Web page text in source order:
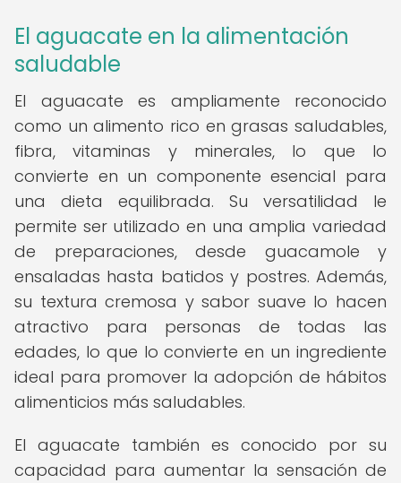
El aguacate en la alimentación
saludable
El aguacate es ampliamente reconocido
como un alimento rico en grasas saludables,
fibra, vitaminas y minerales, lo que lo
convierte en un componente esencial para
una dieta equilibrada. Su versatilidad le
permite ser utilizado en una amplia variedad
de preparaciones, desde guacamole y
ensaladas hasta batidos y postres. Además,
su textura cremosa y sabor suave lo hacen
atractivo para personas de todas las
edades, lo que lo convierte en un ingrediente
ideal para promover la adopción de hábitos
alimenticios más saludables.
El aguacate también es conocido por su
capacidad para aumentar la sensación de